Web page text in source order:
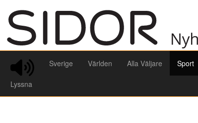
Lyssna
Sverige Världen Alla Väljare Sport